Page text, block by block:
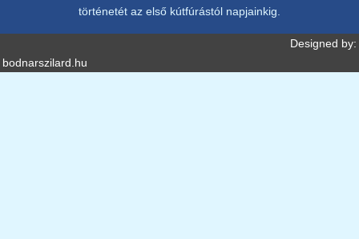
történetét az első kútfúrástól napjainkig.
Designed by:
bodnarszilard.hu